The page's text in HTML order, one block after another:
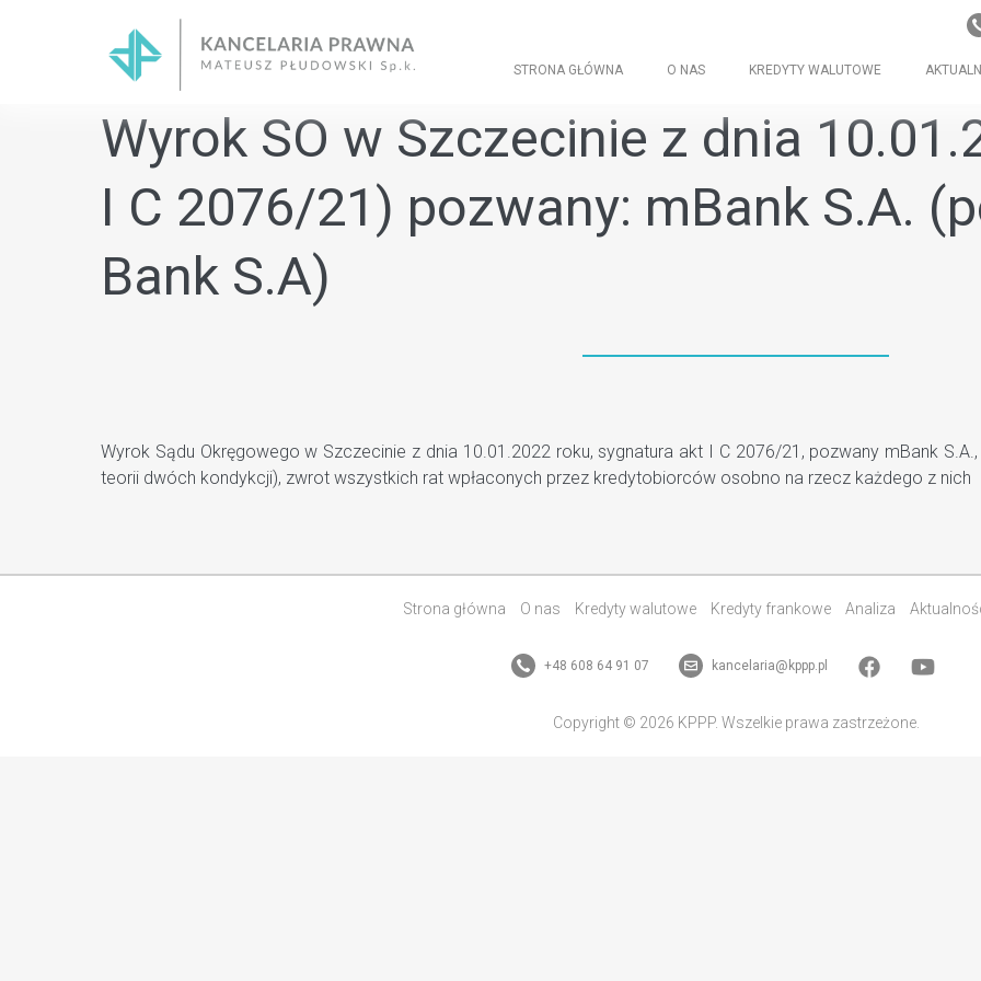
STRONA GŁÓWNA O NAS KREDYTY WALUTOWE
Wyrok SO w Szczecinie z dnia
I C 2076/21) pozwany: mBank S.A.
Bank S.A)
Wyrok Sądu Okręgowego w Szczecinie z dnia 10.01.2022 roku, sygnatura akt I C 2076/21, pozwany mBank
teorii dwóch kondykcji), zwrot wszystkich rat wpłaconych przez kredytobiorców osobno na rzecz każdego z nich
Strona główna O nas Kredyty walutowe Kredyty frankowe Analiza
+48 608 64 91 07 kancelaria@kppp.pl
Copyright © 2026 KPPP. Wszelkie prawa zastrzeżone.